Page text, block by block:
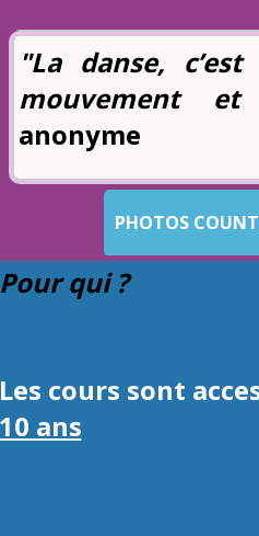
"La danse,
mouvement
anonyme
PHOTOS
qui ?
cours sont
ans